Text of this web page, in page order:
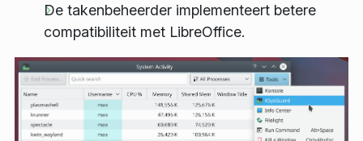
De takenbeheerder implementeert betere
compatibiliteit met LibreOffice.